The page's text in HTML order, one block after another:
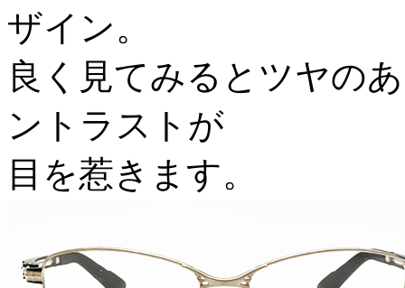
ザイン。
良く見てみるとツヤの
ントラストが
目を惹きます。